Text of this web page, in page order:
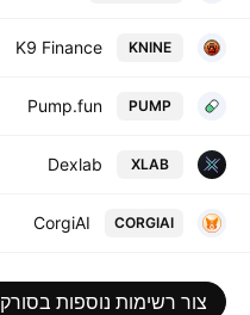
KNINE
K9 Finance
PUMP
Pump.fun
XLAB
Dexlab
CORGIAI
CorgiAI
צור רשימות נוספות בסורק